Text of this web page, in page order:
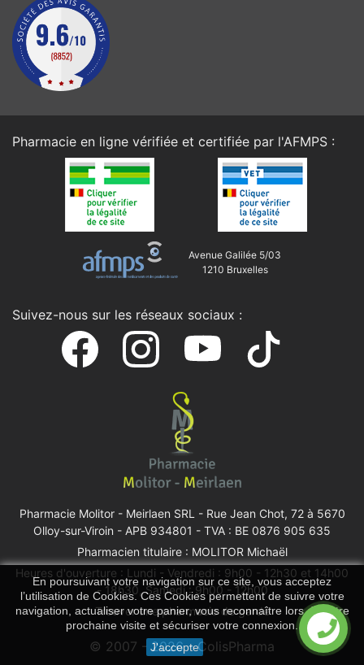
En poursuivant votre navigation sur ce site, vous acceptez
l’utilisation de Cookies. Ces Cookies permettent de suivre votre
navigation, actualiser votre panier, vous reconnaître lors de votre
prochaine visite et sécuriser votre connexion.
J'accepte
Pharmacie en ligne vérifiée et certifiée par l'AFMPS :
Avenue Galilée 5/03
1210 Bruxelles
Suivez-nous sur les réseaux sociaux :
Pharmacie Molitor - Meirlaen SRL - Rue Jean Chot, 72 à 5670
Olloy-sur-Viroin - APB 934801 - TVA : BE 0876 905 635
Pharmacien titulaire : MOLITOR Michaël
Heures d'ouverture : Lundi - Vendredi : 9h00 - 12h30 et 14h00
- 18h30, Samedi : 9h00 - 12h00
Trouver une pharmacie de garde
© 2007 - 2026 - ColisPharma